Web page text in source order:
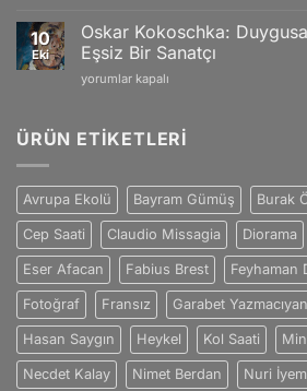
Eşsiz
Sanat
Dünyası
için
Sanat
Dünyasını
Değiştiren
Dahi
Yaratıcılık
10
Eki
Oskar Kokoschka:
Eşsiz Bir Sanatçı
Oskar
Derinliklerle
Bir
Sanatçı
için
yorumlar kapalı
ÜRÜN ETIKETLERI
Avrupa Ekolü Bayram Gümüş Burak
Cep Saati Claudio Missagia Diorama
Eser Afacan Fabius Brest Feyhaman
Fotoğraf Fransız Garabet Yazmacıyan
Hasan Saygın Heykel Kol Saati
Necdet Kalay Nimet Berdan Nuri İyem